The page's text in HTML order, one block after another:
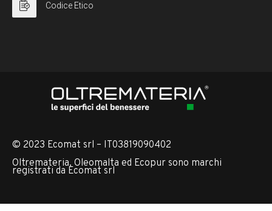
Codice Etico
© 2023 Ecomat srl – IT03819090402
Oltremateria, Oleomalta ed Ecopur sono marchi
registrati da Ecomat srl